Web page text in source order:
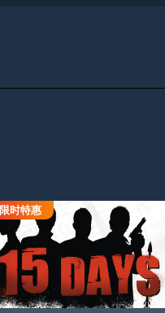
15天
限时特惠